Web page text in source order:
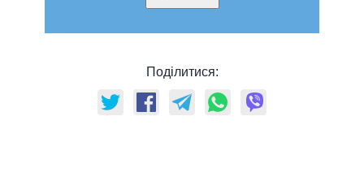
Поділитися: